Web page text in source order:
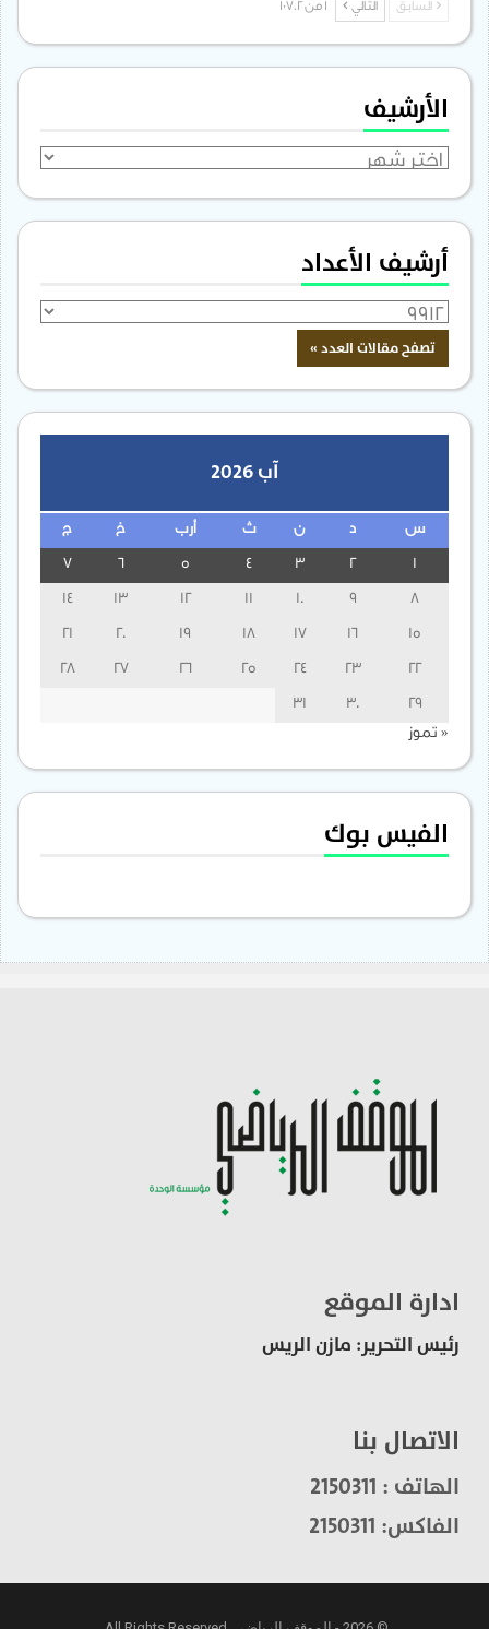
السابق التالي
الأرشيف
الأرشيف
أرشيف الأعداد
آب 2026
س ن ث أرب خ ج
3
13
14
15
16
17
18
19
20
21
22
23
24
25
26
27
28
29
30
31
« تموز
الفيس بوك
ادارة الموقع
رئيس التحرير: مازن الريس
الاتصال بنا
الهاتف : 2150311
الفاكس: 2150311